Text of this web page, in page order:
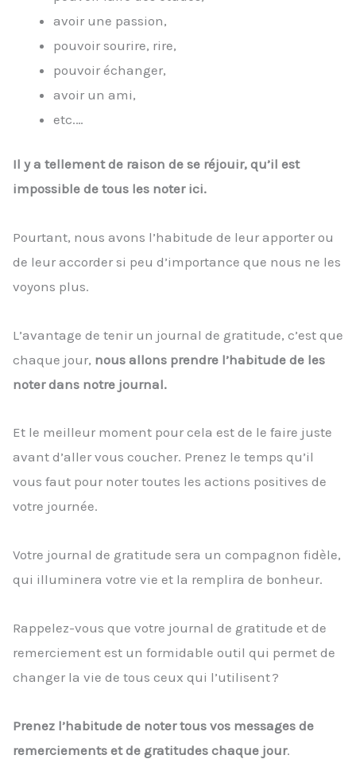
avoir une passion,
pouvoir sourire, rire,
pouvoir échanger,
avoir un ami,
etc.…
Il y a tellement de raison de se réjouir, qu’il est
impossible de tous les noter ici.
Pourtant, nous avons l’habitude de leur apporter ou
de leur accorder si peu d’importance que nous ne les
voyons plus.
L’avantage de tenir un journal de gratitude, c’est que
chaque jour, nous allons prendre l’habitude de les
noter dans notre journal.
Et le meilleur moment pour cela est de le faire juste
avant d’aller vous coucher. Prenez le temps qu’il
vous faut pour noter toutes les actions positives de
votre journée.
Votre journal de gratitude sera un compagnon fidèle,
qui illuminera votre vie et la remplira de bonheur.
Rappelez-vous que votre journal de gratitude et de
remerciement est un formidable outil qui permet de
changer la vie de tous ceux qui l’utilisent ?
Prenez l’habitude de noter tous vos messages de
remerciements et de gratitudes chaque jour.